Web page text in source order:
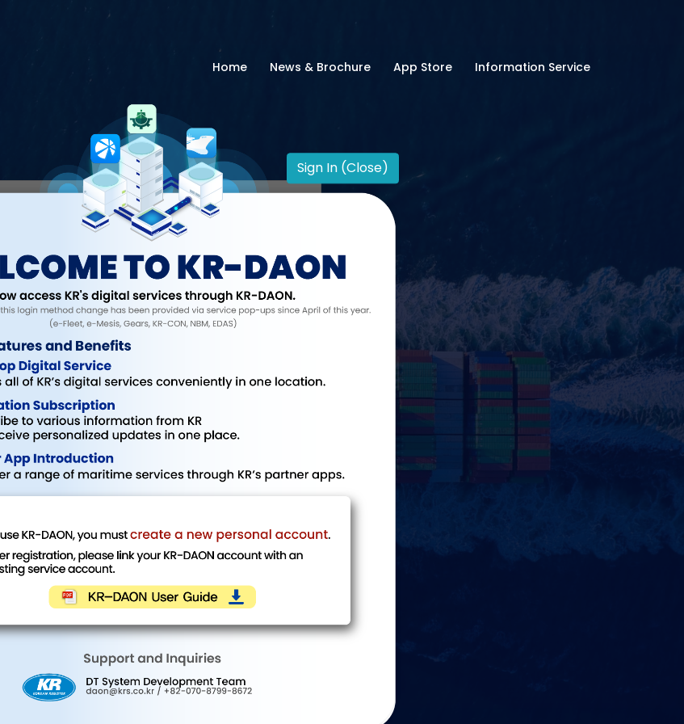
Home News & Brochure App Store Information Service
Sign In (Close)
계속하려면 계정에 로그인하세요.
비밀번호
ID 저장
로그인
계정이 없으신가요? 계정 생성